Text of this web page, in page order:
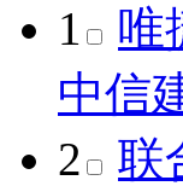
1
唯
中信
2
联